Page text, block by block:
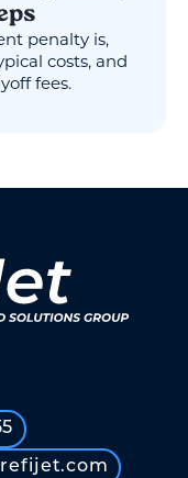
penalty is,
costs, and
fees.